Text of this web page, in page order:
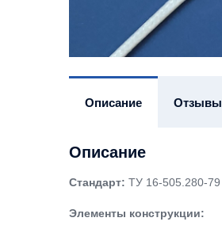
Описание Отзывы
Описание
Стандарт: ТУ 16-505.280-79
Элементы конструкции: